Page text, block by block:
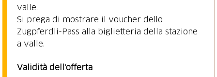
valle.
Si prega di mostrare il voucher dello
Zugpferdli-Pass alla biglietteria della stazione
a valle.
Validità dell'offerta